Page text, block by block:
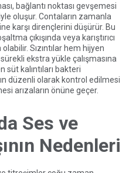
bağlantı noktası gevşemesi
oluşur. Contaların zamanla
karşı dirençlerini düşürür. Bu
çıkışında veya karıştırıcı
Sızıntılar hem hijyen
ekstra yükle çalışmasına
süt kalıntıları bakteri
düzenli olarak kontrol edilmesi
arızaların önüne geçer.
Ses ve
Nedenleri